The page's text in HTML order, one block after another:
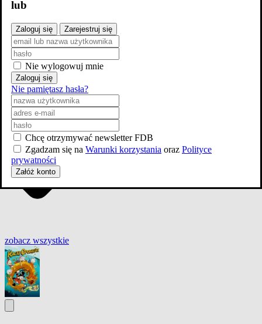
zobacz wszystkie
lub
Zaloguj się Zarejestruj się
Nie wylogowuj mnie
Zaloguj się
Nie pamiętasz hasła?
Chcę otrzymywać newsletter FDB
Zgadzam się na Warunki korzystania oraz Polityce
prywatności
Załóż konto